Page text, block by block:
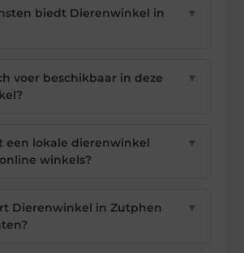
biedt Dierenwinkel in
▼
voer beschikbaar in deze
▼
een lokale dierenwinkel
winkels?
▼
Dierenwinkel in Zutphen
▼